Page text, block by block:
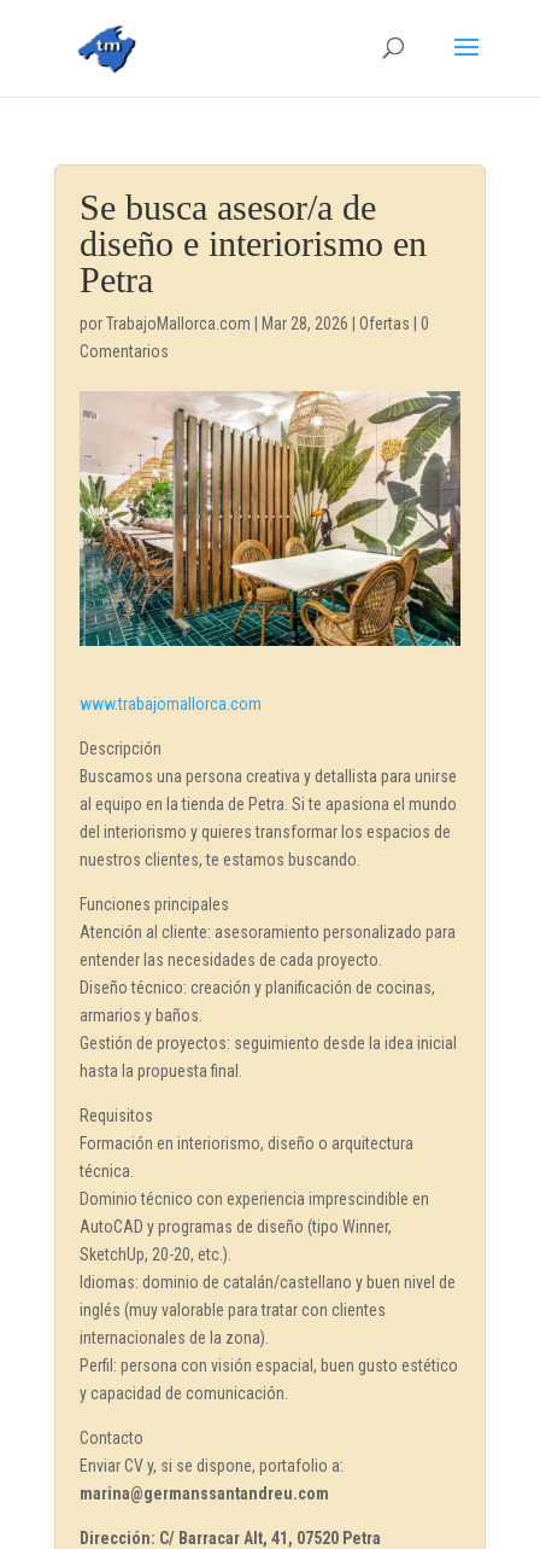
Se busca asesor/a de
diseño e interiorismo en
Petra
porTrabajoMallorca.com Mar 28, 2026 Ofertas
0
Comentarios
www.trabajomallorca.com
Descripción
Buscamos una persona creativa y detallista para unirse
al equipo en la tienda de Petra. Si te apasiona el mundo
del interiorismo y quieres transformar los espacios de
nuestros clientes, te estamos buscando.
Funciones principales
Atención al cliente: asesoramiento personalizado para
entender las necesidades de cada proyecto.
Diseño técnico: creación y planificación de cocinas,
armarios y baños.
Gestión de proyectos: seguimiento desde la idea inicial
hasta la propuesta final.
Requisitos
Formación en interiorismo, diseño o arquitectura
técnica.
Dominio técnico con experiencia imprescindible en
AutoCAD y programas de diseño (tipo Winner,
SketchUp, 20-20, etc.).
Idiomas: dominio de catalán/castellano y buen nivel de
inglés (muy valorable para tratar con clientes
internacionales de la zona).
Perfil: persona con visión espacial, buen gusto estético
y capacidad de comunicación.
Contacto
Enviar CV y, si se dispone, portafolio a:
marina@germanssantandreu.com
Dirección: C/ Barracar Alt, 41, 07520 Petra